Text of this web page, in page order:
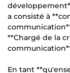
a consisté à
**Chargé de la
En tant